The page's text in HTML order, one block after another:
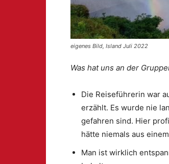
eigenes Bild, Island Juli 2022
Was hat uns an der
Die Reiseführerin war
erzählt. Es wurde nie
gefahren sind. Hier
hätte niemals aus
Man ist wirklich